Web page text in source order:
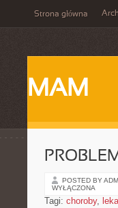
Strona główna
MAM
POSTED BY
WYŁĄCZONA
Tagi: choroby,